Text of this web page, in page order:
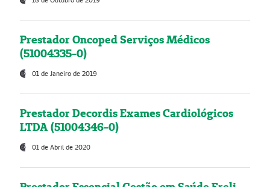
Prestador Oncoped Serviços Médicos
(51004335-0)
01 de Janeiro de 2019
Prestador Decordis Exames Cardiológicos
LTDA (51004346-0)
01 de Abril de 2020